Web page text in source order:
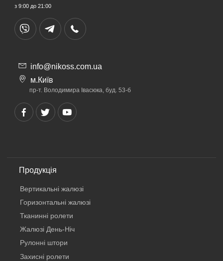
з 9:00 до 21:00
info@nikoss.com.ua
м.Київ
пр-т. Володимира Івасюка, буд. 53-б
Продукція
Вертикальнi жалюзi
Горизонтальні жалюзі
Тканинні ролети
Жалюзі День-Ніч
Рулонні штори
Захисні ролети